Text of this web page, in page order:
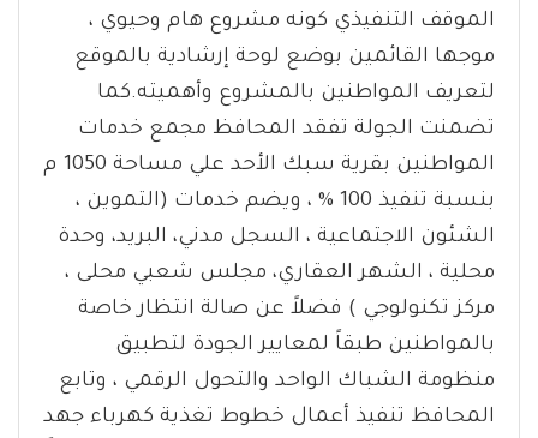
الموقف التنفيذي كونه مشروع هام وحيوي ،
موجها القائمين بوضع لوحة إرشادية بالموقع
لتعريف المواطنين بالمشروع وأهميته.كما
تضمنت الجولة تفقد المحافظ مجمع خدمات
المواطنين بقرية سبك الأحد علي مساحة 1050 م
بنسبة تنفيذ 100 % ، ويضم خدمات (التموين ،
الشئون الاجتماعية ، السجل مدني، البريد، وحدة
محلية ، الشهر العقاري، مجلس شعبي محلى ،
مركز تكنولوجي ) فضلاً عن صالة انتظار خاصة
بالمواطنين طبقاً لمعايير الجودة لتطبيق
منظومة الشباك الواحد والتحول الرقمي ، وتابع
المحافظ تنفيذ أعمال خطوط تغذية كهرباء جهد